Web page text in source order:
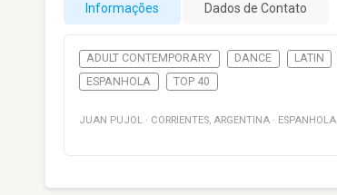
Informações Dados de Contato
ADULT CONTEMPORARY DANCE LATIN
ESPANHOLA
TOP 40
JUAN PUJOL · CORRIENTES, ARGENTINA · ESPANHOLA